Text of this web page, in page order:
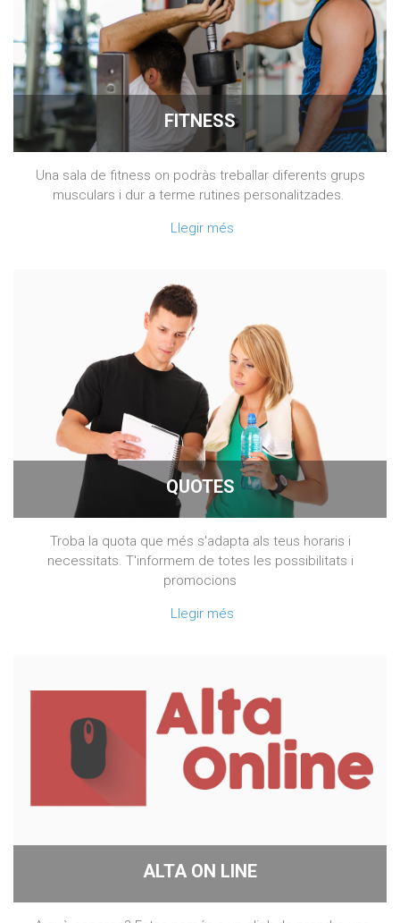
FITNESS
Una sala de fitness on podràs treballar diferents grups
musculars i dur a terme rutines personalitzades.
Llegir més
QUOTES
Troba la quota que més s'adapta als teus horaris i
necessitats. T'informem de totes les possibilitats i
promocions
Llegir més
ALTA ON LINE